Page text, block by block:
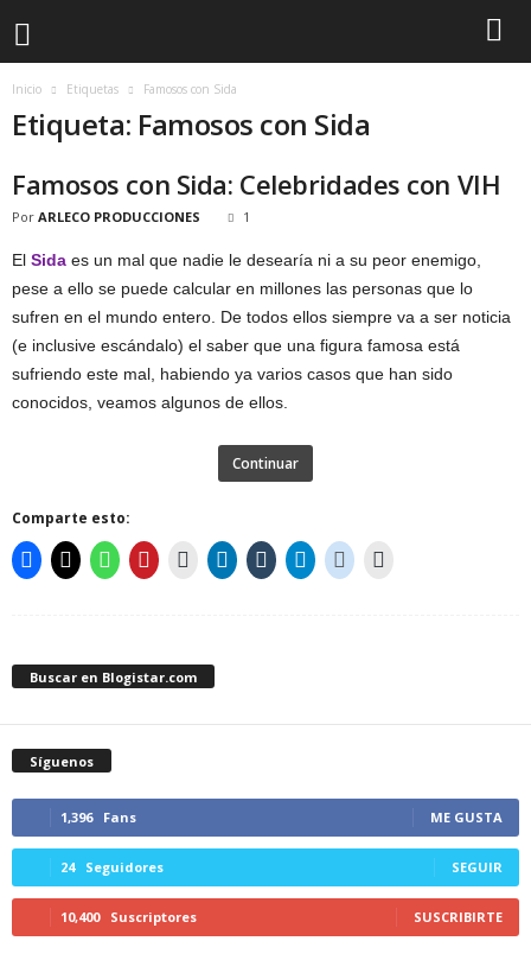
Inicio Etiquetas Famosos con Sida
Etiqueta: Famosos con Sida
Famosos con Sida: Celebridades con VIH
Por ARLECO PRODUCCIONES 1
El Sida es un mal que nadie le desearía ni a su peor enemigo,
pese a ello se puede calcular en millones las personas que lo
sufren en el mundo entero. De todos ellos siempre va a ser noticia
(e inclusive escándalo) el saber que una figura famosa está
sufriendo este mal, habiendo ya varios casos que han sido
conocidos, veamos algunos de ellos.
Continuar
Comparte esto:
Buscar en Blogistar.com
Síguenos
1,396 Fans ME GUSTA
24 Seguidores SEGUIR
10,400 Suscriptores SUSCRIBIRTE